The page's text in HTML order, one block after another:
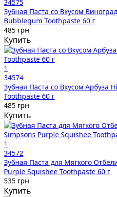
34575
Зубная Паста со Вкусом
Bubblegum Toothpaste 60 г
485 грн
Купить
1
34574
Зубная Паста со Вкусом Арбуза
Toothpaste 60 г
485 грн
Купить
1
34572
Зубная Паста для Мягкого
Purple Squishee Toothpaste 60 г
535 грн
Купить